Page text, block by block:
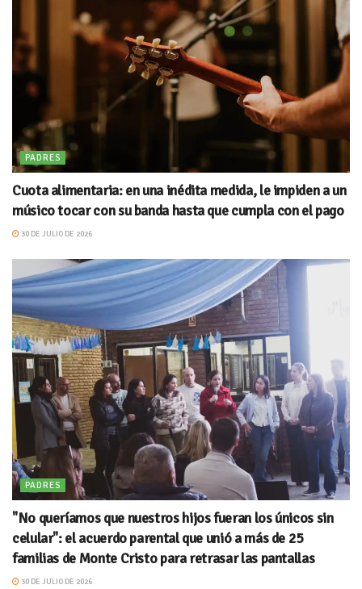
PADRES
Cuota alimentaria: en una inédita medida, le impiden a un
músico tocar con su banda hasta que cumpla con el pago
30 DE JULIO DE 2026
PADRES
"No queríamos que nuestros hijos fueran los únicos sin
celular": el acuerdo parental que unió a más de 25
familias de Monte Cristo para retrasar las pantallas
30 DE JULIO DE 2026